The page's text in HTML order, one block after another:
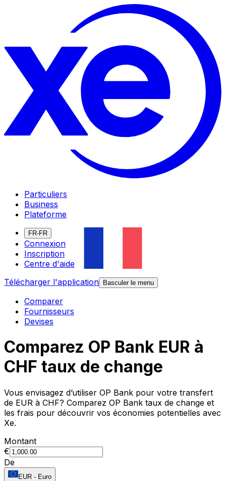
Particuliers
Business
Plateforme
FR-FR
Connexion
Inscription
Centre d'aide
Télécharger l'application
Basculer le menu
Comparer
Fournisseurs
Devises
Comparez OP Bank EUR à
CHF taux de change
Vous envisagez d’utiliser OP Bank pour votre transfert
de EUR à CHF? Comparez OP Bank taux de change et
les frais pour découvrir vos économies potentielles avec
Xe.
Montant
€
De
EUR - Euro